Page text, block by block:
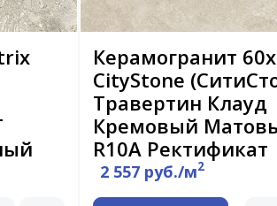
Керамогранит
CityStone
Травертин Клауд
Кремовый
R10A Ректификат
2 557 руб./м2